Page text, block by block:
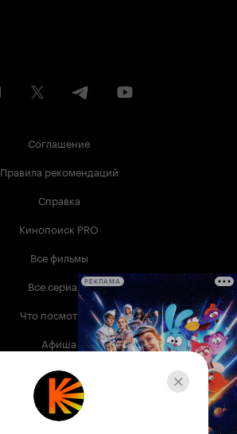
Соглашение
Правила рекомендаций
Справка
Кинопоиск PRO
Все фильмы
Все сериалы
Что посмотреть
Афиша
Музыка
Телепрограмма
РЕКЛАМА